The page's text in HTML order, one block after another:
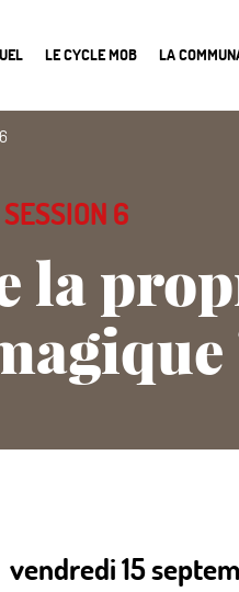
LE CYCLE MOB LA
SESSION 6
la
vendredi 15